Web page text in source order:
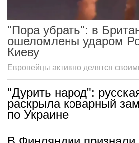
"Пора убрать": в
ошеломлены ударом
Киеву
Европейцы активно делятся
"Дурить народ":
раскрыла коварный
по Украине